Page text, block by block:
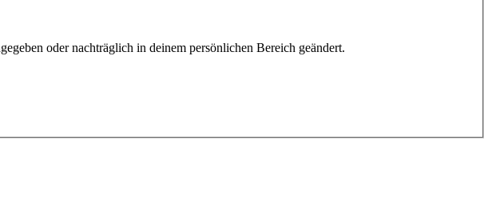
oder nachträglich in deinem persönlichen Bereich geändert.